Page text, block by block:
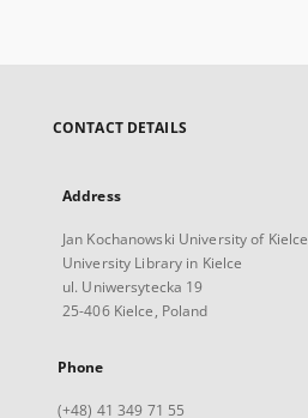
CONTACT DETAILS
Address
Jan Kochanowski University of Kielce
University Library in Kielce
ul. Uniwersytecka 19
25-406 Kielce, Poland
Phone
(+48) 41 349 71 55